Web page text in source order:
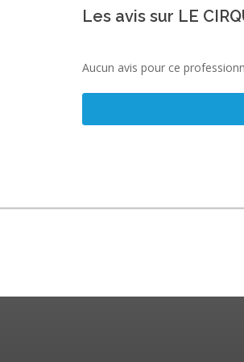
Les avis sur LE
Aucun avis pour ce